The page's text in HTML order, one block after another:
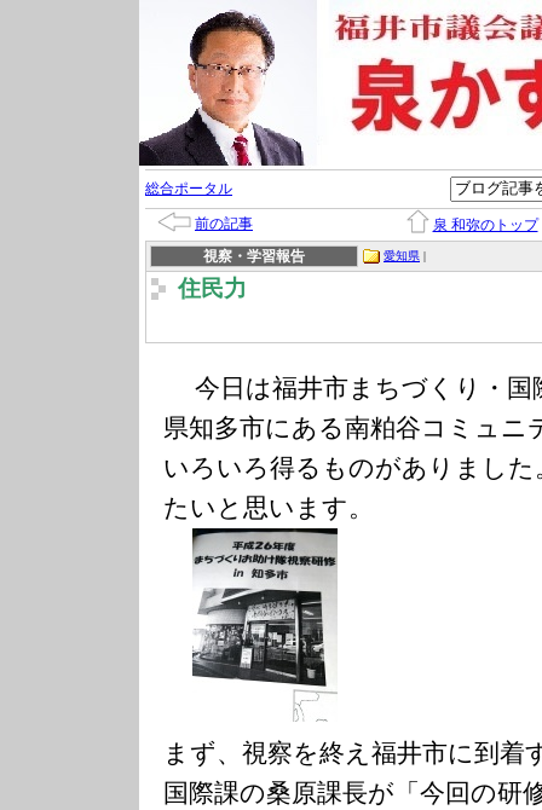
総合ポータル
前の記事
泉 和弥のトップ
視察・学習報告
愛知県 |
住民力
今日は福井市まちづくり・国
県知多市にある南粕谷コミュニ
いろいろ得るものがありまし
たいと思います。
まず、視察を終え福井市に到着
国際課の桑原課長が「今回の研